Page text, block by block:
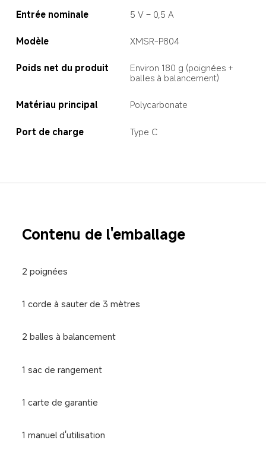
Entrée nominale 5 V – 0,5 A
Modèle XMSR-P804
Poids net du produit
Environ 180 g (poignées +
balles à balancement)
Matériau principal Polycarbonate
Port de charge Type C
Contenu de l'emballage
2 poignées
1 corde à sauter de 3 mètres
2 balles à balancement
1 sac de rangement
1 carte de garantie
1 manuel d'utilisation